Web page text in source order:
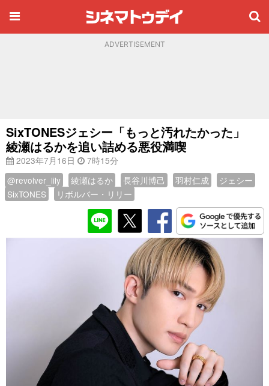
ADVERTISEMENT
SixTONESジェシー「もっと汚れたかった」
綾瀬はるかを追い詰める悪役満喫
2023年7月16日
7時15分
@revolver_lily
綾瀬はるか 長谷川博己 羽村仁成
ジェシー
SixTONES
リボルバー・リリー